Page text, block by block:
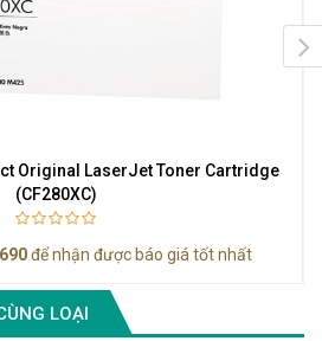
Original LaserJet Toner Cartridge
(CF280XC)
để nhận được báo giá tốt nhất
LOẠI